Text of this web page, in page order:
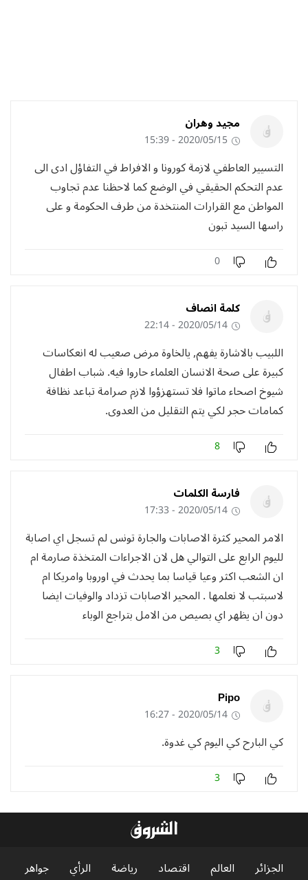
مجيد وهران
2020/05/15 - 15:39
التسيير العاطفي لازمة كورونا و الافراط في التفاؤل ادى الى
عدم التحكم الحقيقي في الوضع كما لاحظنا عدم تجاوب
المواطن مع القرارات المنتخدة من طرف الحكومة و على
راسها السيد تبون
0
كلمة انصاف
2020/05/14 - 22:14
اللبيب بالاشارة يفهم, يالخاوة مرض صعيب له انعكاسات
كبيرة على صحة الانسان العلماء حاروا فيه. شباب اطفال
شيوخ اصحاء ماتوا فلا تستهزؤوا لازم صرامة تباعد نظافة
كمامات حجر لكي يتم التقليل من العدوى.
8
فارسة الكلمات
2020/05/14 - 17:33
الامر المحير كثرة الاصابات والجارة تونس لم تسجل اي اصابة
لليوم الرابع على التوالي هل لان الاجراءات المتخذة صارمة ام
ان الشعب اكثر وعيا قياسا بما يحدث في اوروبا وامريكا ام
لاسبتب لا نعلمها . المحير الاصابات تزداد والوفيات ايضا
دون ان يظهر اي بصيص من الامل بتراجع الوباء
3
Pipo
2020/05/14 - 16:27
كي البارح كي اليوم كي غدوة.
3
الجزائر العالم اقتصاد رياضة الرأي جواهر